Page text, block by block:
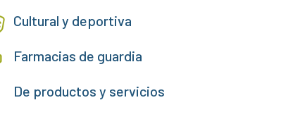
Cultural y deportiva
Farmacias de guardia
De productos y servicios